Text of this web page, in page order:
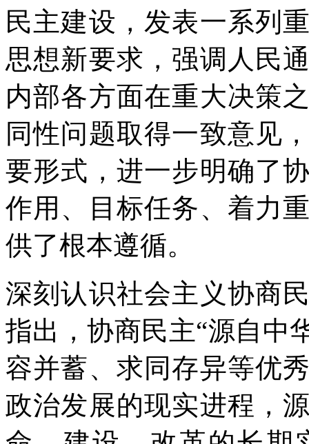
民主建设，发表一系列
思想新要求，强调人民
内部各方面在重大决策
同性问题取得一致意见
要形式，进一步明确了
作用、目标任务、着力
供了根本遵循。
深刻认识社会主义协商
指出，协商民主“源自中
容并蓄、求同存异等优
政治发展的现实进程，